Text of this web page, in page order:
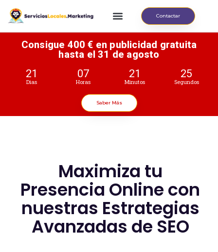
Contactar
Consigue 400 € en publicidad gratuita
hasta el 31 de agosto
21
Dias
07
Horas
21
Minutos
23
Segundos
Saber Más
Maximiza tu
Presencia Online con
nuestras Estrategias
Avanzadas de SEO